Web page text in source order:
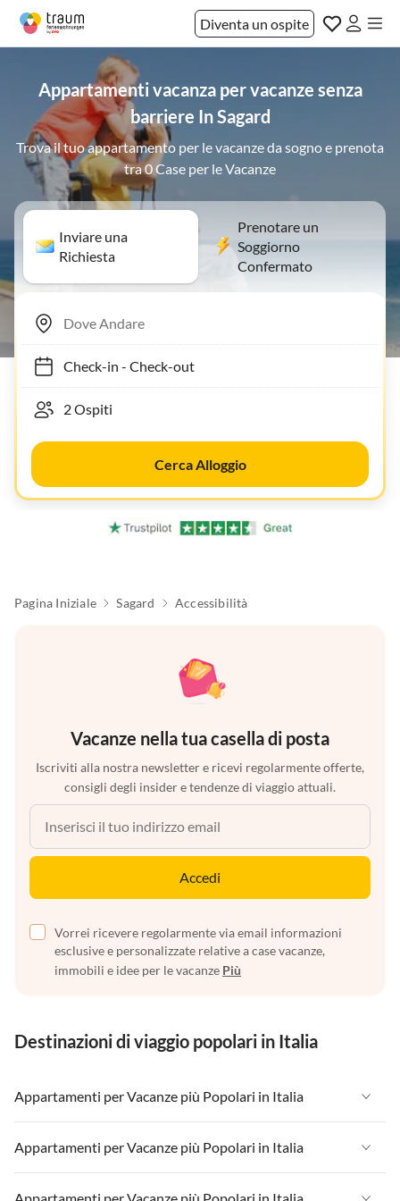
Diventa un ospite
Appartamenti vacanza per vacanze senza
barriere In Sagard
Trova il tuo appartamento per le vacanze da sogno e prenota
tra 0 Case per le Vacanze
Inviare una
Richiesta
Prenotare un
Soggiorno
Confermato
Check-in- Check-out
Cerca Alloggio
Pagina Iniziale Sagard Accessibilità
Vacanze nella tua casella di posta
Iscriviti alla nostra newsletter e ricevi regolarmente offerte,
consigli degli insider e tendenze di viaggio attuali.
Accedi
Vorrei ricevere regolarmente via email informazioni
esclusive e personalizzate relative a case vacanze,
immobili e idee per le vacanze Più
Destinazioni di viaggio popolari in Italia
Appartamenti per Vacanze più Popolari in Italia
Appartamenti per Vacanze in Italia
Appartamenti per Vacanze in Liguria
Appartamenti per Vacanze più Popolari in Italia
Appartamenti per Vacanze in Italia